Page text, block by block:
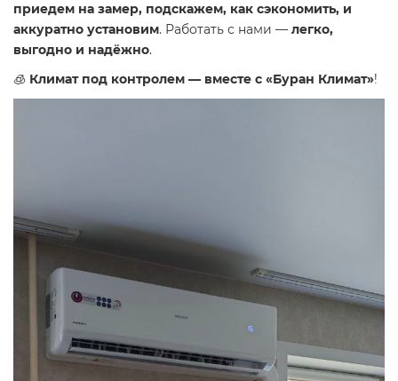
приедем на замер, подскажем, как сэкономить, и
аккуратно установим. Работать с нами — легко,
выгодно и надёжно.
🧊 Климат под контролем — вместе с «Буран Климат»!